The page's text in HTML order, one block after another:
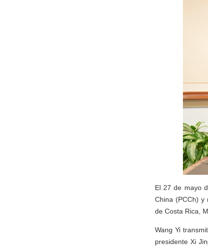
El 27 de mayo
China (PCCh) y
de Costa Rica,
Wang Yi
presidente Xi